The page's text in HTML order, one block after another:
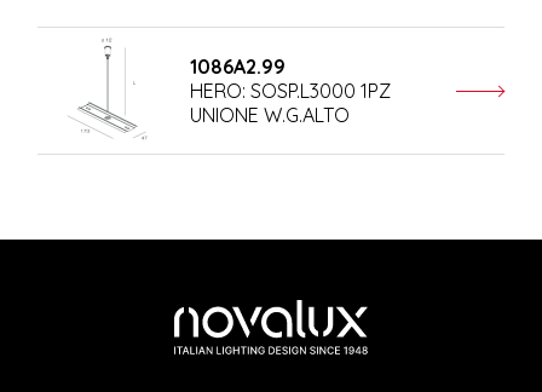
1086A2.99
HERO: SOSP.L3000 1PZ
UNIONE W.G.ALTO